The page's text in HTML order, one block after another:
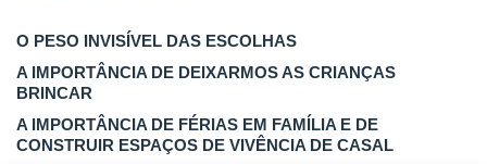
O PESO INVISÍVEL DAS ESCOLHAS
A IMPORTÂNCIA DE DEIXARMOS AS CRIANÇAS
BRINCAR
A IMPORTÂNCIA DE FÉRIAS EM FAMÍLIA E DE
CONSTRUIR ESPAÇOS DE VIVÊNCIA DE CASAL